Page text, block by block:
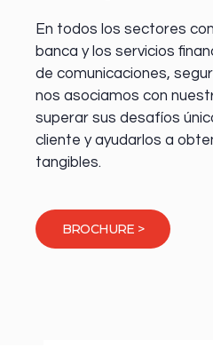
En todos los sectores
banca y los servicios
de comunicaciones,
nos asociamos con
superar sus desafíos
cliente y ayudarlos a
tangibles.
BROCHURE >